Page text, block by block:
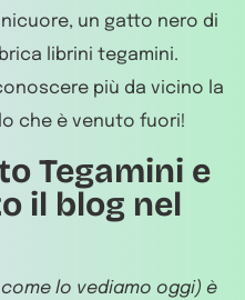
un gatto nero di
librini tegamini.
più da vicino la
che è venuto fuori!
Tegamini e
il blog nel
lo vediamo oggi) è